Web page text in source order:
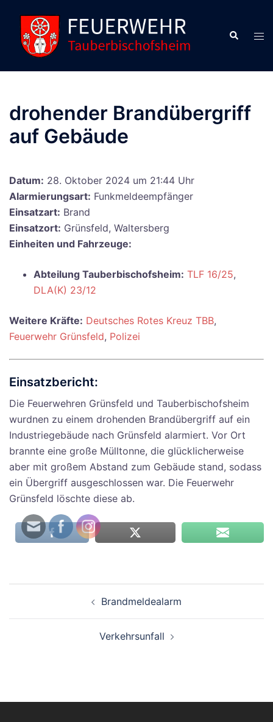
Inhalt
springen
Suche
drohender Brandübergriff
auf Gebäude
Datum: 28. Oktober 2024 um 21:44 Uhr
Alarmierungsart: Funkmeldeempfänger
Einsatzart: Brand
Einsatzort: Grünsfeld, Waltersberg
Einheiten und Fahrzeuge:
Abteilung Tauberbischofsheim: TLF 16/25,
DLA(K) 23/12
Weitere Kräfte: Deutsches Rotes Kreuz TBB,
Feuerwehr Grünsfeld, Polizei
Einsatzbericht:
Die Feuerwehren Grünsfeld und Tauberbischofsheim
wurdnen zu einem drohenden Brandübergriff auf ein
Industriegebäude nach Grünsfeld alarmiert. Vor Ort
brannte eine große Mülltonne, die glücklicherweise
aber mit großem Abstand zum Gebäude stand, sodass
ein Übergriff ausgeschlossen war. Die Feuerwehr
Grünsfeld löschte diese ab.
Brandmeldealarm
Verkehrsunfall